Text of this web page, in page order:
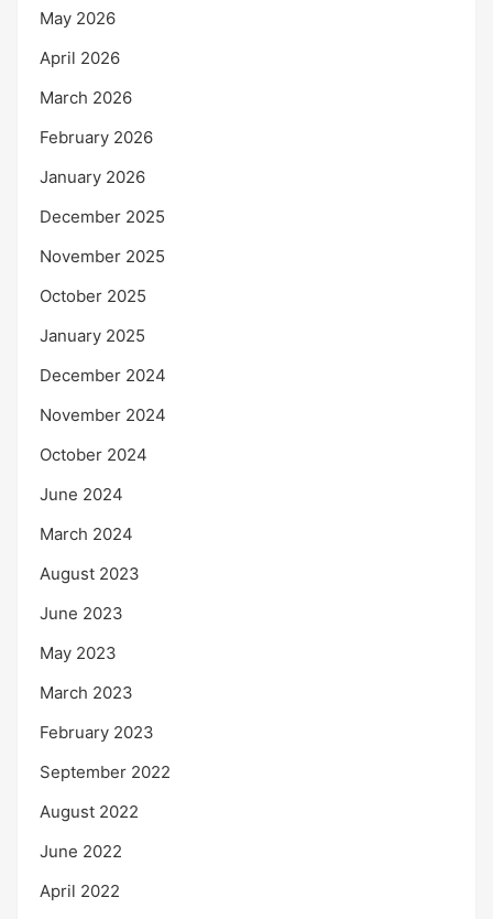
May 2026
April 2026
March 2026
February 2026
January 2026
December 2025
November 2025
October 2025
January 2025
December 2024
November 2024
October 2024
June 2024
March 2024
August 2023
June 2023
May 2023
March 2023
February 2023
September 2022
August 2022
June 2022
April 2022